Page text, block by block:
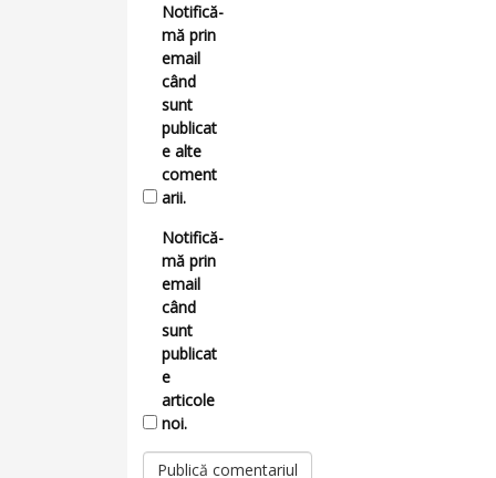
Notifică-
mă prin
email
când
sunt
publicat
e alte
coment
arii.
Notifică-
mă prin
email
când
sunt
publicat
e
articole
noi.